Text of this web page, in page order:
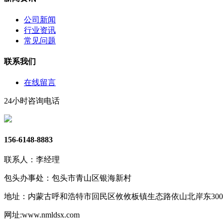
公司新闻
行业资讯
常见问题
联系我们
在线留言
24小时咨询电话
156-6148-8883
联系人：李经理
包头办事处：包头市青山区银海新村
地址：内蒙古呼和浩特市回民区攸攸板镇生态路依山北岸东
网址:www.nmldsx.com